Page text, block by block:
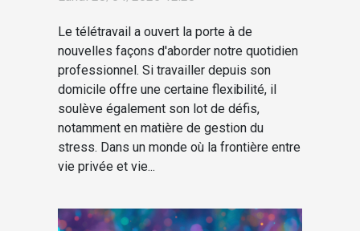
Le télétravail a ouvert la porte à de
nouvelles façons d'aborder notre quotidien
professionnel. Si travailler depuis son
domicile offre une certaine flexibilité, il
soulève également son lot de défis,
notamment en matière de gestion du
stress. Dans un monde où la frontière entre
vie privée et vie...